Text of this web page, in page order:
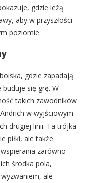
gdzie leżą
aby w przyszłości
poziomie.
gdzie zapadają
buduje się grę. W
takich zawodników
w wyjściowym
drugiej linii. Ta trójka
piłki, ale także
zarówno
ich środka pola,
ale